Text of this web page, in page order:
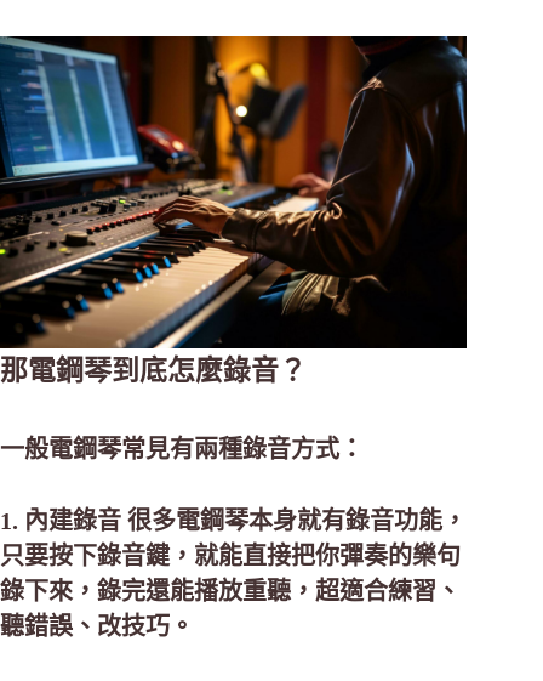
那電鋼琴到底怎麼錄音？
一般電鋼琴常見有兩種錄音方式：
1. 內建錄音 很多電鋼琴本身就有錄音功能，
只要按下錄音鍵，就能直接把你彈奏的樂句
錄下來，錄完還能播放重聽，超適合練習、
聽錯誤、改技巧。